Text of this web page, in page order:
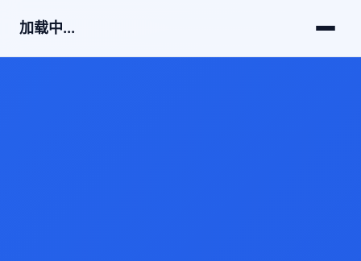
加载中...